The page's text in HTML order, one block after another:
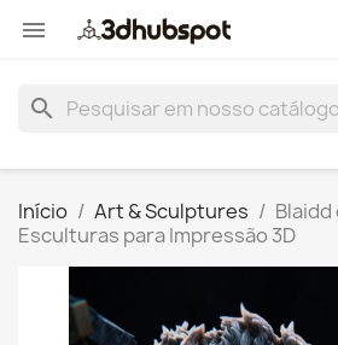

search
Início Art & Sculptures
Blaidd
Esculturas para Impressão 3D